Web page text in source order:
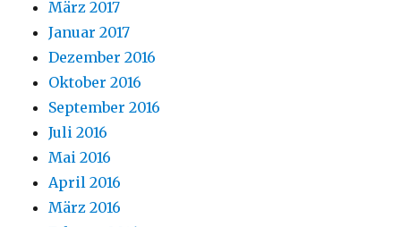
März 2017
Januar 2017
Dezember 2016
Oktober 2016
September 2016
Juli 2016
Mai 2016
April 2016
März 2016